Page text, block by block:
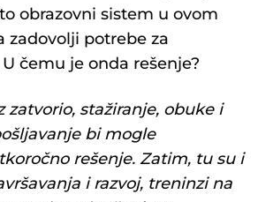
obrazovni sistem u ovom
zadovolji potrebe za
čemu je onda rešenje?
zatvorio, stažiranje, obuke i
bi mogle
rešenje. Zatim, tu su i
i razvoj, treninzi na